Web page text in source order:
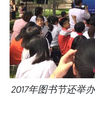
2017年图书节还举